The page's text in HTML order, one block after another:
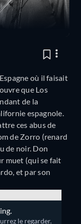
où il faisait
que Los
de la
espagnole.
ces abus de
de Zorro (renard
de noir. Don
muet (qui se fait
et par son
le regarder.